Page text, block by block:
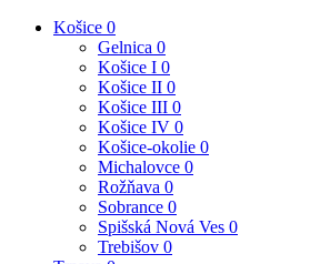
Košice 0
Gelnica 0
Košice I 0
Košice II 0
Košice III 0
Košice IV 0
Košice-okolie 0
Michalovce 0
Rožňava 0
Sobrance 0
Spišská Nová Ves 0
Trebišov 0